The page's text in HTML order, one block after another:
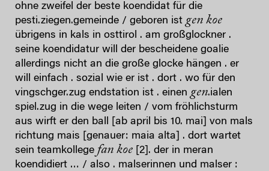
ohne zweifel der beste koendidat für die
pesti.ziegen.gemeinde / geboren ist gen koe
übrigens in kals in osttirol . am großglockner .
seine koendidatur will der bescheidene goalie
allerdings nicht an die große glocke hängen . er
will einfach . sozial wie er ist . dort . wo für den
vingschger.zug endstation ist . einen gen.ialen
spiel.zug in die wege leiten / vom fröhlichsturm
aus wirft er den ball [ab april bis 10. mai] von mals
richtung mais [genauer: maia alta] . dort wartet
sein teamkollege fan koe [2]. der in meran
koendidiert … / also . malserinnen und malser :